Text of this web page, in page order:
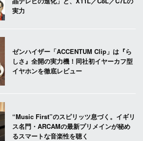
実力
ゼンハイザー「ACCENTUM Clip」は『ら
しさ』全開の実力機！同社初イヤーカフ型
イヤホンを徹底レビュー
“Music First”のスピリッツ息づく。イギリ
ス名門・ARCAMの最新プリメインが秘め
るスマートな音楽性を聴く